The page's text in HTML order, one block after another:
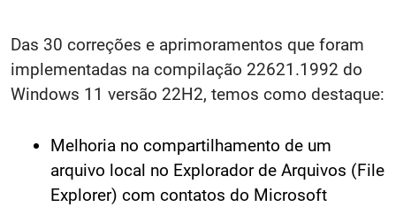
Das 30 correções e aprimoramentos que foram
implementadas na compilação 22621.1992 do
Windows 11 versão 22H2, temos como destaque:
Melhoria no compartilhamento de um
arquivo local no Explorador de Arquivos (File
Explorer) com contatos do Microsoft